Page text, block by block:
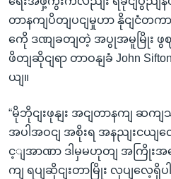
တာနကျပိတျပငျမှုဟာ နိုငျငံတ
ကေို ဒဏျခတျတဲ့ အပွုအမူမြိုး ဖွဈ
ဖိတျဆိုငျရာ တာဝနျခံ John
ယျ။
“မိုဘိုငျးဖုနျး အငျတာနကျ ဆက
အပါအဝငျ အစိုးရ အနညျးငယျ
င့ျအာဏာ ဒါမှမဟုတျ အကြိုးအ
ကျ ရပျဆိုငျးတာမြိုး လုပျလေ့ရှိ